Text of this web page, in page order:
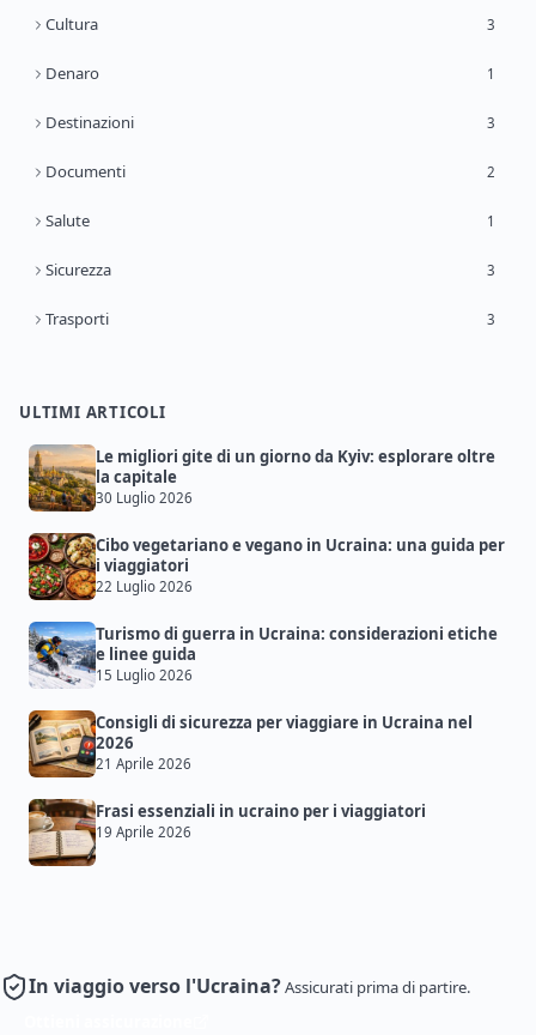
Cultura 3
Denaro 1
Destinazioni 3
Documenti 2
Salute 1
Sicurezza 3
Trasporti 3
ULTIMI ARTICOLI
Le migliori gite di un giorno da Kyiv: esplorare oltre
la capitale
30 Luglio 2026
Cibo vegetariano e vegano in Ucraina: una guida per
i viaggiatori
22 Luglio 2026
Turismo di guerra in Ucraina: considerazioni etiche
e linee guida
15 Luglio 2026
Consigli di sicurezza per viaggiare in Ucraina nel
2026
21 Aprile 2026
Frasi essenziali in ucraino per i viaggiatori
19 Aprile 2026
In viaggio verso l'Ucraina?Assicurati prima di partire.